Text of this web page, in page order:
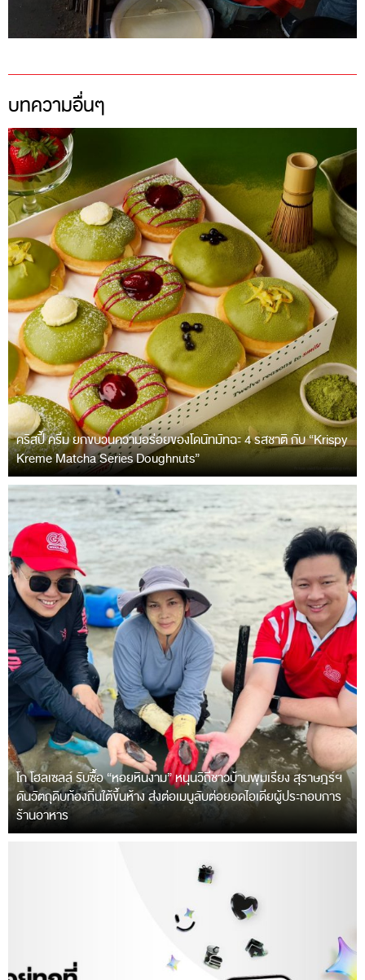
บทความอื่นๆ
คริสปี้ ครีม ยกขบวนความอร่อยของโดนัทมัทฉะ 4 รสชาติ กับ “Krispy
Kreme Matcha Series Doughnuts”
โก โฮลเซลล์ รับซื้อ “หอยหินงาม” หนุนวิถีชาวบ้านพุมเรียง สุราษฎร์ฯ
ดันวัตถุดิบท้องถิ่นใต้ขึ้นห้าง ส่งต่อเมนูลับต่อยอดไอเดียผู้ประกอบการ
ร้านอาหาร